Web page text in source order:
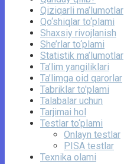
Qiziqarli ma’lumotlar
Qo‘shiqlar to‘plami
Shaxsiy rivojlanish
She’rlar to‘plami
Statistik ma’lumotlar
Ta’lim yangiliklari
Ta’limga oid qarorlar
Tabriklar to'plami
Talabalar uchun
Tarjimai hol
Testlar to‘plami
Onlayn testlar
PISA testlar
Texnika olami